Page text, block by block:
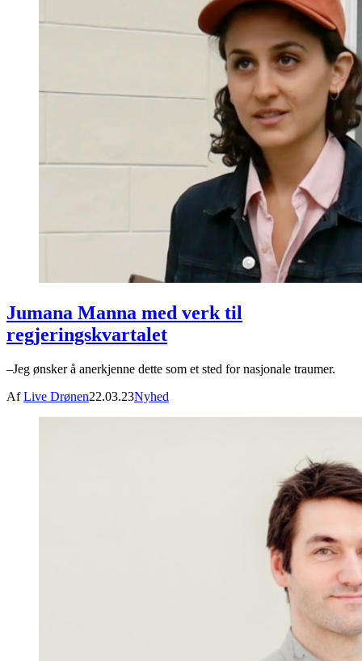
Jumana Manna med verk til
regjeringskvartalet
–Jeg ønsker å anerkjenne dette som et sted for nasjonale traumer.
AfLive Drønen22.03.23Nyhed